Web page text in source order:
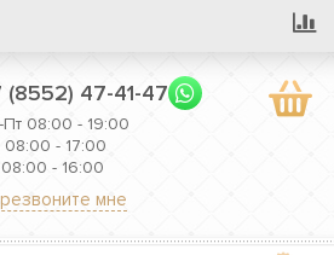
(8552) 47-41-47
08:00 - 19:00
- 17:00
- 16:00
мне